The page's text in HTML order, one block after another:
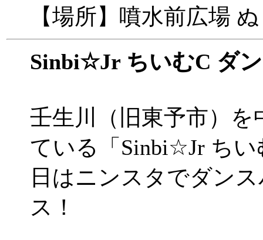
【場所】噴水前広場
Sinbi☆Jr ちいむC ダ
壬生川（旧東予市）を
ている「Sinbi☆Jr ちい
日はニンスタでダン
ス！